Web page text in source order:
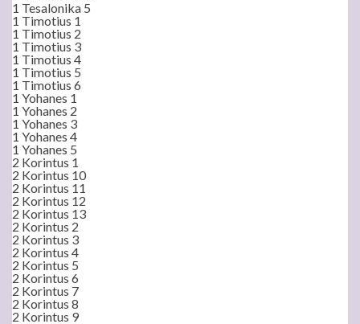
1 Tesalonika 5
1 Timotius 1
1 Timotius 2
1 Timotius 3
1 Timotius 4
1 Timotius 5
1 Timotius 6
1 Yohanes 1
1 Yohanes 2
1 Yohanes 3
1 Yohanes 4
1 Yohanes 5
2 Korintus 1
2 Korintus 10
2 Korintus 11
2 Korintus 12
2 Korintus 13
2 Korintus 2
2 Korintus 3
2 Korintus 4
2 Korintus 5
2 Korintus 6
2 Korintus 7
2 Korintus 8
2 Korintus 9